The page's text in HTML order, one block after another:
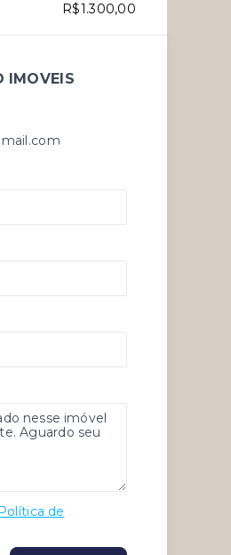
R$1.300,00
IMOVEIS
de